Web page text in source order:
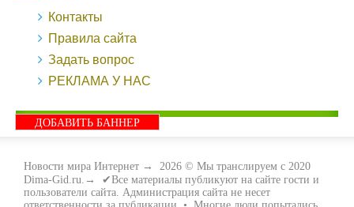
Контакты
Правила сайта
Задать вопрос
РЕКЛАМА У НАС
ДОБАВИТЬ БАННЕР
Новости мира Интернет → 2026 © Мы транслируем с 2020
Dima-Gid.ru.→ ✔Все материалы публикуют на сайте гости и
пользователи сайта. Администрация сайта не несет